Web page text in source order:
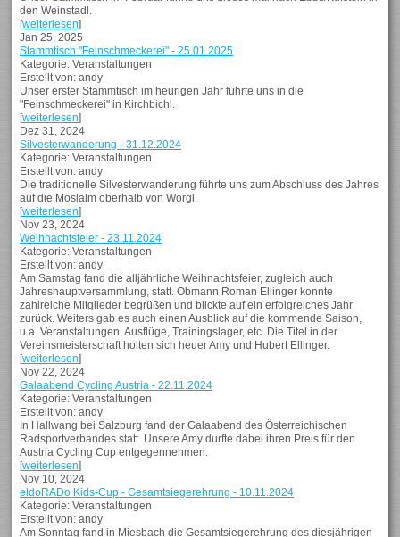
den Weinstadl.
[weiterlesen]
Jan 25, 2025
Stammtisch "Feinschmeckerei" - 25.01.2025
Kategorie: Veranstaltungen
Erstellt von: andy
Unser erster Stammtisch im heurigen Jahr führte uns in die
"Feinschmeckerei" in Kirchbichl.
[weiterlesen]
Dez 31, 2024
Silvesterwanderung - 31.12.2024
Kategorie: Veranstaltungen
Erstellt von: andy
Die traditionelle Silvesterwanderung führte uns zum Abschluss des Jahres
auf die Möslalm oberhalb von Wörgl.
[weiterlesen]
Nov 23, 2024
Weihnachtsfeier - 23.11.2024
Kategorie: Veranstaltungen
Erstellt von: andy
Am Samstag fand die alljährliche Weihnachtsfeier, zugleich auch
Jahreshauptversammlung, statt. Obmann Roman Ellinger konnte
zahlreiche Mitglieder begrüßen und blickte auf ein erfolgreiches Jahr
zurück. Weiters gab es auch einen Ausblick auf die kommende Saison,
u.a. Veranstaltungen, Ausflüge, Trainingslager, etc. Die Titel in der
Vereinsmeisterschaft holten sich heuer Amy und Hubert Ellinger.
[weiterlesen]
Nov 22, 2024
Galaabend Cycling Austria - 22.11.2024
Kategorie: Veranstaltungen
Erstellt von: andy
In Hallwang bei Salzburg fand der Galaabend des Österreichischen
Radsportverbandes statt. Unsere Amy durfte dabei ihren Preis für den
Austria Cycling Cup entgegennehmen.
[weiterlesen]
Nov 10, 2024
eldoRADo Kids-Cup - Gesamtsiegerehrung - 10.11.2024
Kategorie: Veranstaltungen
Erstellt von: andy
Am Sonntag fand in Miesbach die Gesamtsiegerehrung des diesjährigen